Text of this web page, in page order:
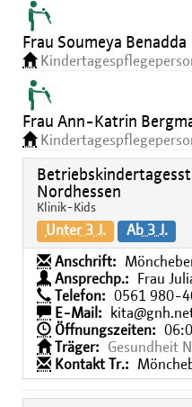
Frau Soumeya Benadda
Frau Ann-Katrin
Nordhessen
Klinik-Kids
Unter 3 J. Ab 3 J.
Anschrift:
Ansprechp.:
Frau
Telefon:
0561 980-
E-Mail:
Öffnungszeiten:
Träger:
Gesundheit
Kontakt Tr.: